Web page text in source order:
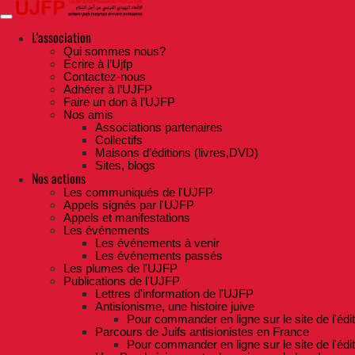
Skip
to
contentL'association
Qui sommes nous?
Ecrire à l’Ujfp
Contactez-nous
Adhérer à l’UJFP
Faire un don à l’UJFP
Nos amis
Associations partenaires
Collectifs
Maisons d’éditions (livres,DVD)
Sites, blogs
Nos actions
Les communiqués de l'UJFP
Appels signés par l'UJFP
Appels et manifestations
Les événements
Les événements à venir
Les événements passés
Les plumes de l'UJFP
Publications de l'UJFP
Lettres d'information de l'UJFP
Antisionisme, une histoire juive
Pour commander en ligne sur le site de
Parcours de Juifs antisionistes en France
Pour commander en ligne sur le site de